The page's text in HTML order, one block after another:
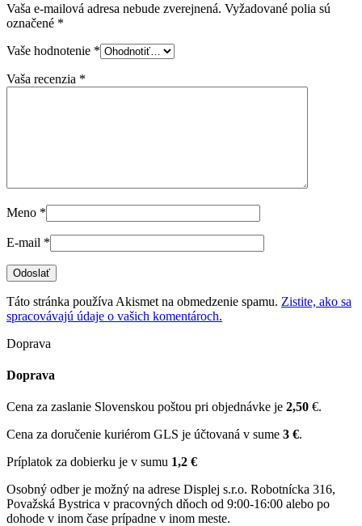
Vaša e-mailová adresa nebude zverejnená. Vyžadované polia sú
označené *
Vaše hodnotenie *
Vaša recenzia *
Meno *
E-mail *
Táto stránka používa Akismet na obmedzenie spamu. Zistite, ako sa
spracovávajú údaje o vašich komentároch.
Doprava
Doprava
Cena za zaslanie Slovenskou poštou pri objednávke je 2,50 €.
Cena za doručenie kuriérom GLS je účtovaná v sume 3 €.
Príplatok za dobierku je v sumu 1,2 €
Osobný odber je možný na adrese Displej s.r.o. Robotnícka 316,
Považská Bystrica v pracovných dňoch od 9:00-16:00 alebo po
dohode v inom čase prípadne v inom meste.